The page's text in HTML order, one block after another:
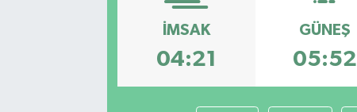
İMSAK
04:21
GÜNEŞ
05:52